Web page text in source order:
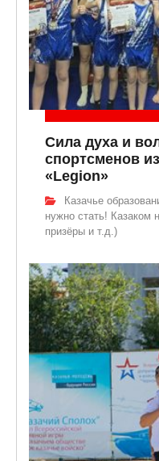
Сила духа и
спортсменов
«Legion»
Казачье
нужно стать! Казаком
призёры и т.д.)